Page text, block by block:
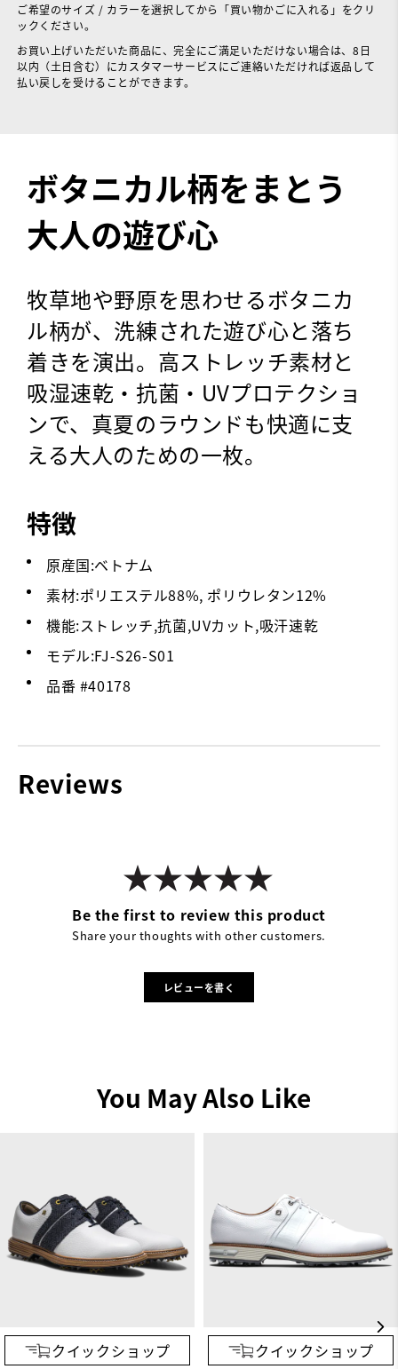
ご希望のサイズ / カラーを選択してから「買い物かごに入れる」をクリ
ックください。
お買い上げいただいた商品に、完全にご満足いただけない場合は、8日
以内（土日含む）にカスタマーサービスにご連絡いただければ返品して
払い戻しを受けることができます。
ボタニカル柄をまとう
大人の遊び心
牧草地や野原を思わせるボタニカ
ル柄が、洗練された遊び心と落ち
着きを演出。高ストレッチ素材と
吸湿速乾・抗菌・UVプロテクショ
ンで、真夏のラウンドも快適に支
える大人のための一枚。
特徴
原産国:ベトナム
素材:ポリエステル88%, ポリウレタン12%
機能:ストレッチ,抗菌,UVカット,吸汗速乾
モデル:FJ-S26-S01
品番 #40178
Reviews
Be the first to review this product
Share your thoughts with other customers.
レビューを書く
You May Also Like
クイックショップ
クイックショップ